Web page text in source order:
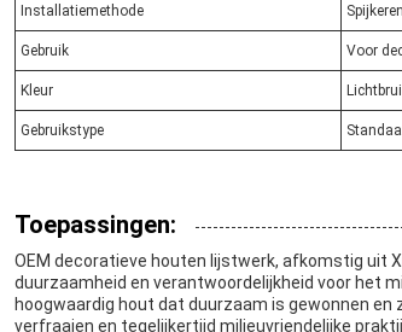
Installatiemethode
Gebruik Voor
Kleur
Gebruikstype
Toepassingen:
OEM decoratieve houten lijstwerk, afkomstig uit
duurzaamheid en verantwoordelijkheid voor het
hoogwaardig hout dat duurzaam is gewonnen
verfraaien en tegelijkertijd milieuvriendelijke